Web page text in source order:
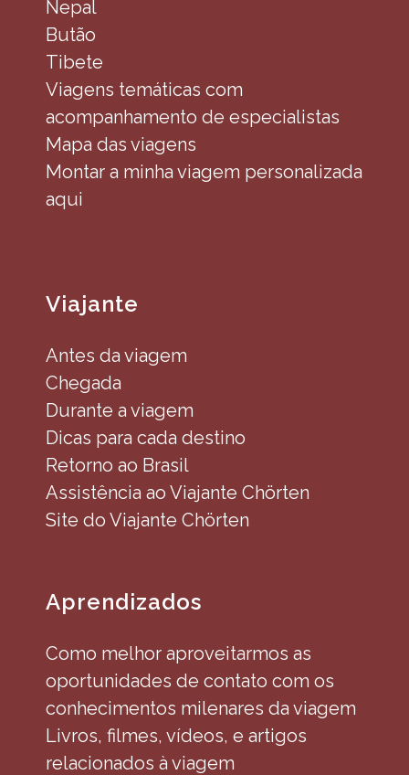
Nepal
Butão
Tibete
Viagens temáticas com
acompanhamento de especialistas
Mapa das viagens
Montar a minha viagem personalizada
aqui
Viajante
Antes da viagem
Chegada
Durante a viagem
Dicas para cada destino
Retorno ao Brasil
Assistência ao Viajante Chörten
Site do Viajante Chörten
Aprendizados
Como melhor aproveitarmos as
oportunidades de contato com os
conhecimentos milenares da viagem
Livros, filmes, vídeos, e artigos
relacionados à viagem